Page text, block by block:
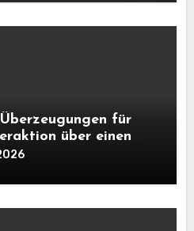
für
über einen
zu aktualisieren